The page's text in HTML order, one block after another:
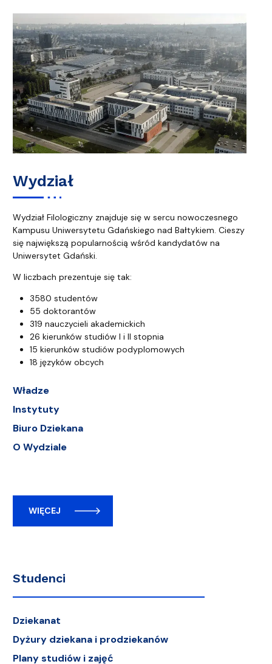
Wydział
Wydział Filologiczny znajduje się w sercu nowoczesnego
Kampusu Uniwersytetu Gdańskiego nad Bałtykiem. Cieszy
się największą popularnością wśród kandydatów na
Uniwersytet Gdański.
W liczbach prezentuje się tak:
3580 studentów
55 doktorantów
319 nauczycieli akademickich
26 kierunków studiów I i II stopnia
15 kierunków studiów podyplomowych
18 języków obcych
Władze
Instytuty
Biuro Dziekana
O Wydziale
WIĘCEJ
Studenci
Dziekanat
Dyżury dziekana i prodziekanów
Plany studiów i zajęć